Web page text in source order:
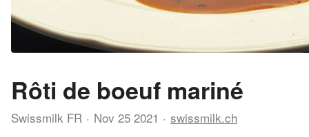
Rôti de boeuf mariné
Swissmilk FR Nov 25 2021 swissmilk.ch